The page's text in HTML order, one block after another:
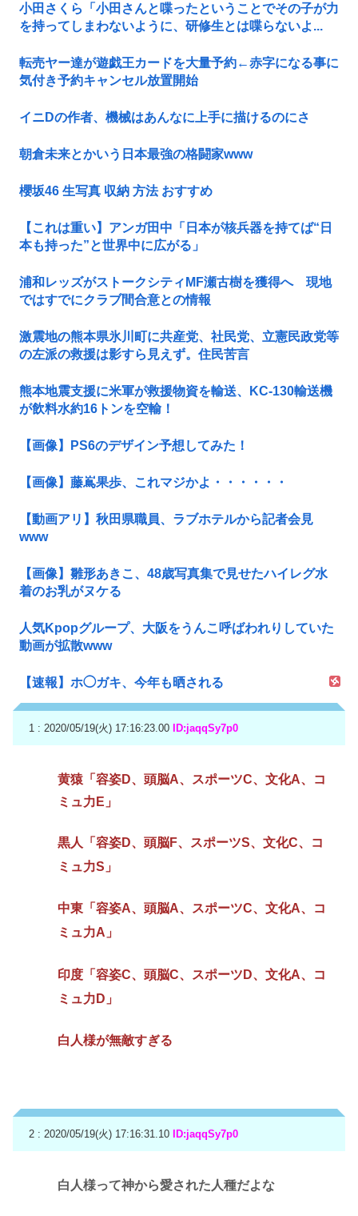
小田さくら「小田さんと喋ったということでその子が力
を持ってしまわないように、研修生とは喋らないよ...
転売ヤー達が遊戯王カードを大量予約←赤字になる事に
気付き予約キャンセル放置開始
イニDの作者、機械はあんなに上手に描けるのにさ
朝倉未来とかいう日本最強の格闘家www
櫻坂46 生写真 収納 方法 おすすめ
【これは重い】アンガ田中「日本が核兵器を持てば“日
本も持った”と世界中に広がる」
浦和レッズがストークシティMF瀬古樹を獲得へ 現地
ではすでにクラブ間合意との情報
激震地の熊本県氷川町に共産党、社民党、立憲民政党等
の左派の救援は影すら見えず。住民苦言
熊本地震支援に米軍が救援物資を輸送、KC-130輸送機
が飲料水約16トンを空輸！
【画像】PS6のデザイン予想してみた！
【画像】藤嶌果歩、これマジかよ・・・・・・
【動画アリ】秋田県職員、ラブホテルから記者会見
www
【画像】雛形あきこ、48歳写真集で見せたハイレグ水
着のお乳がヌケる
人気Kpopグループ、大阪をうんこ呼ばわれりしていた
動画が拡散www
【速報】ホ◯ガキ、今年も晒される
1 : 2020/05/19(火) 17:16:23.00 ID:jaqqSy7p0
黄猿「容姿D、頭脳A、スポーツC、文化A、コ
ミュ力E」
黒人「容姿D、頭脳F、スポーツS、文化C、コ
ミュ力S」
中東「容姿A、頭脳A、スポーツC、文化A、コ
ミュ力A」
印度「容姿C、頭脳C、スポーツD、文化A、コ
ミュ力D」
白人様が無敵すぎる
2 : 2020/05/19(火) 17:16:31.10 ID:jaqqSy7p0
白人様って神から愛された人種だよな